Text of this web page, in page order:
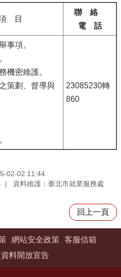
目
聯 絡
電 話
事項。
機密維護。
策劃、督導與
23085230轉
860
02-02 11:44
資料維護：臺北市就業服務處
回上一頁
網站安全政策 客服信箱
料開放宣告